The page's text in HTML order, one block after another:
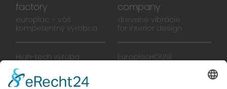
factory
europlac – váš
kompetentný výrobca
High-tech výroba
Manufaktúra
company
drevené vibrácie
for interior design
EuroplacHOUSE